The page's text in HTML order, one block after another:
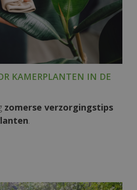
KAMERPLANTEN IN DE
zomerse verzorgingstips
.